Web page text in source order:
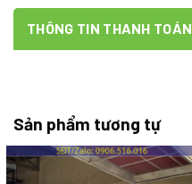
THÔNG TIN THANH TOÁN
Sản phẩm tương tự